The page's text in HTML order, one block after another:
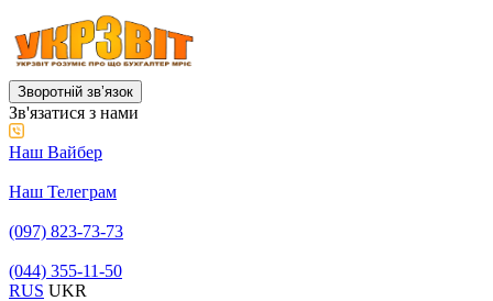
Зворотній звʼязок
Зв'язатися з нами
Наш Вайбер
Наш Телеграм
(097) 823-73-73
(044) 355-11-50
RUS UKR